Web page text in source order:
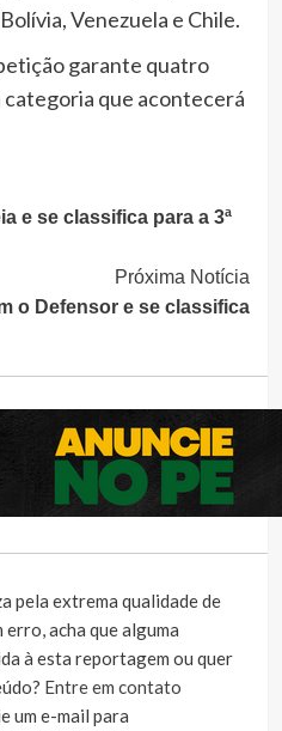
Venezuela e Chile.
garante quatro
categoria que acontecerá
e se classifica para a 3ª
Próxima Notícia
o Defensor e se classifica
pela extrema qualidade de
acha que alguma
à esta reportagem ou quer
Entre em contato
um e-mail para